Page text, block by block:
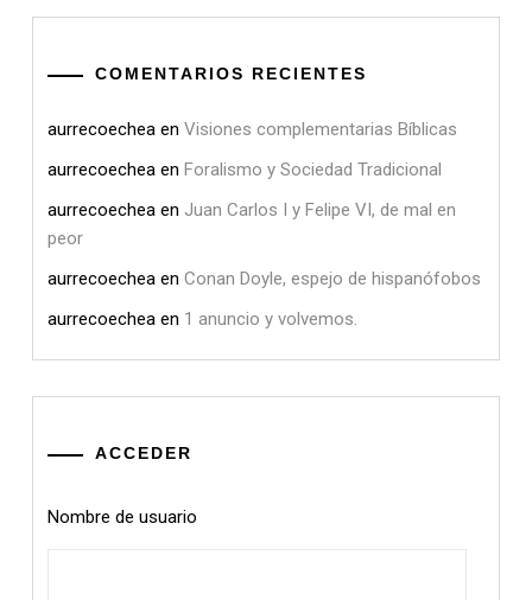
COMENTARIOS RECIENTES
aurrecoechea en Visiones complementarias Bíblicas
aurrecoechea en Foralismo y Sociedad Tradicional
aurrecoechea en Juan Carlos I y Felipe VI, de mal en
peor
aurrecoechea en Conan Doyle, espejo de hispanófobos
aurrecoechea en 1 anuncio y volvemos.
ACCEDER
Nombre de usuario